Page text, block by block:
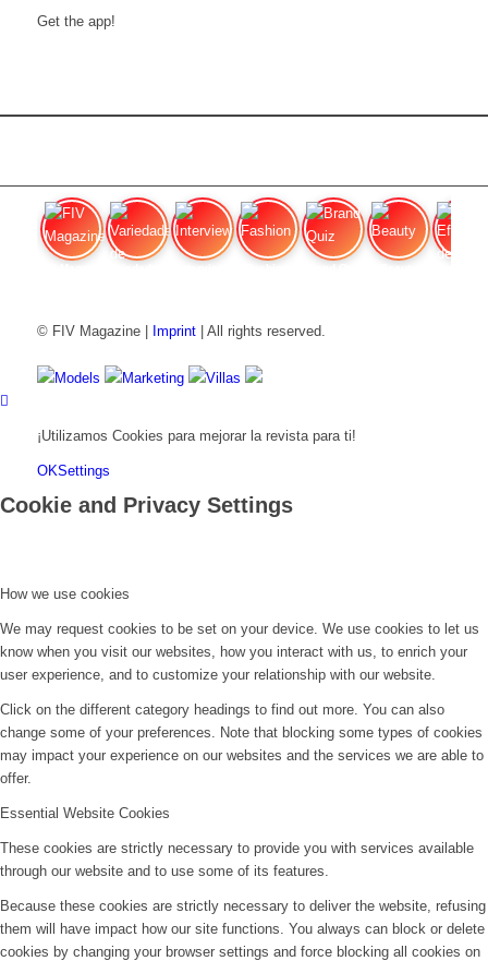
Get the app!
© FIV Magazine | Imprint| All rights reserved.
Models Marketing Villas
¡Utilizamos Cookies para mejorar la revista para ti!
OKSettings
Cookie and Privacy Settings
How we use cookies
We may request cookies to be set on your device. We use cookies to let us
know when you visit our websites, how you interact with us, to enrich your
user experience, and to customize your relationship with our website.
Click on the different category headings to find out more. You can also
change some of your preferences. Note that blocking some types of cookies
may impact your experience on our websites and the services we are able to
offer.
Essential Website Cookies
These cookies are strictly necessary to provide you with services available
through our website and to use some of its features.
Because these cookies are strictly necessary to deliver the website, refusing
them will have impact how our site functions. You always can block or delete
cookies by changing your browser settings and force blocking all cookies on